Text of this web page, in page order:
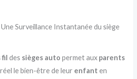
Surveillance Instantanée du siège
fildes sièges auto permet aux parents
le bien-être de leur enfanten